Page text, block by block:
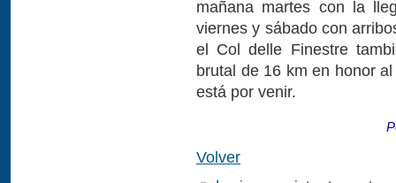
mañana martes con la
viernes y sábado con
el Col delle Finestre
brutal de 16 km en honor
está por venir.
Volver